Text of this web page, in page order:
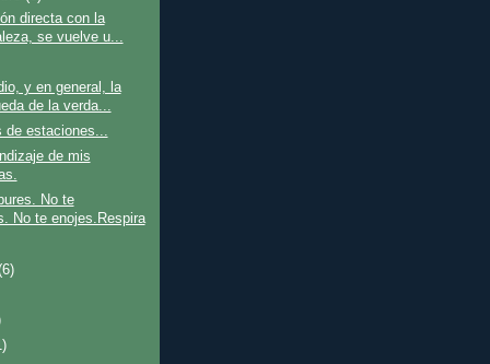
directa con la
se vuelve u...
y en general, la
de la verda...
de estaciones...
de mis
No te
No te enojes.Respira